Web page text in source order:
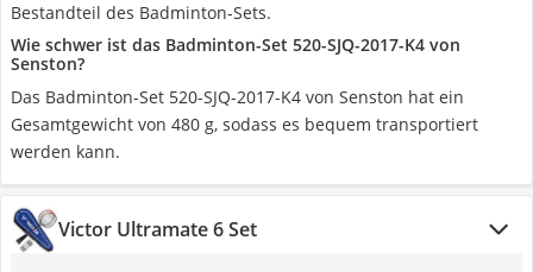
Bestandteil des Badminton-Sets.
Wie schwer ist das Badminton-Set 520-SJQ-2017-K4 von
Senston?
Das Badminton-Set 520-SJQ-2017-K4 von Senston hat ein
Gesamtgewicht von 480 g, sodass es bequem transportiert
werden kann.
Victor Ultramate 6 Set